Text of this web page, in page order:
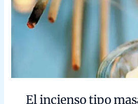
Las varillas de
varillas de
Agarbatti
, son una gran parte
religiones de la región.